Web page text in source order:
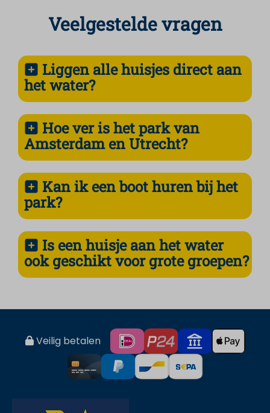
Veelgestelde vragen
Liggen alle huisjes direct aan
het water?
Hoe ver is het park van
Amsterdam en Utrecht?
Kan ik een boot huren bij het
park?
Is een huisje aan het water
ook geschikt voor grote groepen?
Veilig betalen